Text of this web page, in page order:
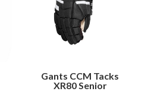
Gants CCM Tacks
XR80 Senior